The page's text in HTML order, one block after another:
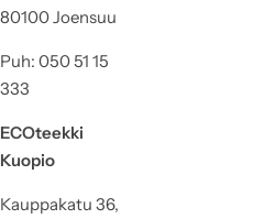
80100 Joensuu
Puh: 050 51 15
333
ECOteekki
Kuopio
Kauppakatu 36,